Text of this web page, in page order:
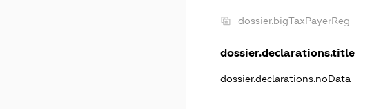
dossier.bigTaxPayerReg
dossier.declarations.title
dossier.declarations.noData